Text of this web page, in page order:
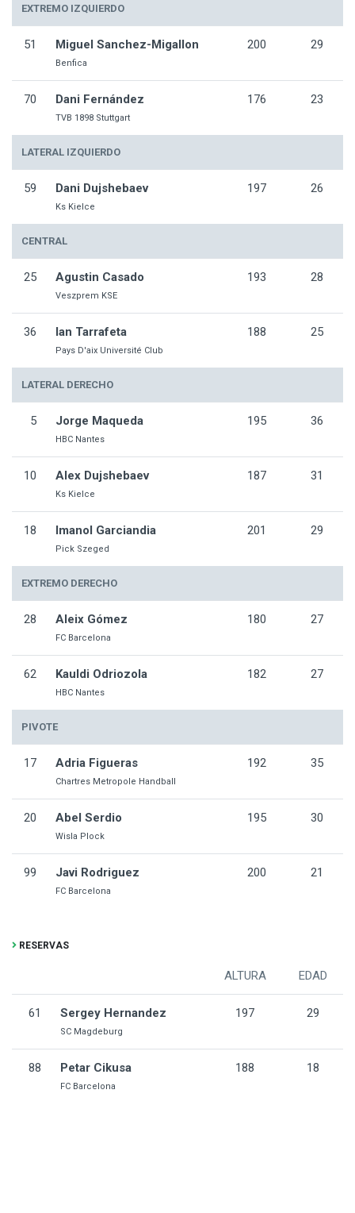
EXTREMO IZQUIERDO
51 Miguel Sanchez-Migallon
Benfica
200 29
70 Dani Fernández
TVB 1898 Stuttgart
176 23
LATERAL IZQUIERDO
59 Dani Dujshebaev
Ks Kielce
197 26
CENTRAL
25 Agustin Casado
Veszprem KSE
193 28
36 Ian Tarrafeta
Pays D'aix Université Club
188 25
LATERAL DERECHO
5 Jorge Maqueda
HBC Nantes
195 36
10 Alex Dujshebaev
Ks Kielce
187 31
18 Imanol Garciandia
Pick Szeged
201 29
EXTREMO DERECHO
28 Aleix Gómez
FC Barcelona
180 27
62 Kauldi Odriozola
HBC Nantes
182 27
PIVOTE
17 Adria Figueras
Chartres Metropole Handball
192 35
20 Abel Serdio
Wisla Plock
195 30
99 Javi Rodriguez
FC Barcelona
200 21
RESERVAS
ALTURA EDAD
61 Sergey Hernandez
SC Magdeburg
197 29
88 Petar Cikusa
FC Barcelona
188 18